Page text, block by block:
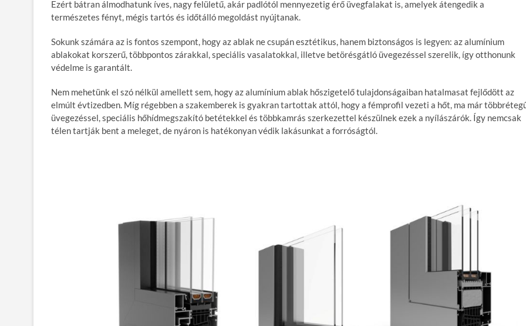
Ezért bátran álmodhatunk íves, nagy felületű, akár padlótól mennyezetig érő üvegfalakat is, amelyek átengedik a
természetes fényt, mégis tartós és időtálló megoldást nyújtanak.
Sokunk számára az is fontos szempont, hogy az ablak ne csupán esztétikus, hanem biztonságos is legyen: az alumínium
ablakokat korszerű, többpontos zárakkal, speciális vasalatokkal, illetve betörésgátló üvegezéssel szerelik, így otthonunk
védelme is garantált.
Nem mehetünk el szó nélkül amellett sem, hogy az alumínium ablak hőszigetelő tulajdonságaiban hatalmasat fejlődött az
elmúlt évtizedben. Míg régebben a szakemberek is gyakran tartottak attól, hogy a fémprofil vezeti a hőt, ma már
üvegezéssel, speciális hőhídmegszakító betétekkel és többkamrás szerkezettel készülnek ezek a nyílászárók. Így nemcsak
télen tartják bent a meleget, de nyáron is hatékonyan védik lakásunkat a forróságtól.